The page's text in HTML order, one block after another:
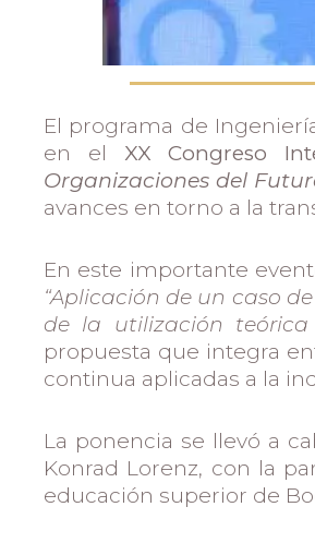
El programa de
en el XX Congreso
Organizaciones del
avances en torno a la
En este importante
“Aplicación de un caso
de la utilización
propuesta que integra
continua aplicadas a la
La ponencia se llevó a
Konrad Lorenz, con la
educación superior de